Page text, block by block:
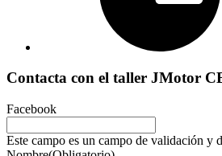
Contacta con el taller JMotor
Facebook
Este campo es un campo de validación y